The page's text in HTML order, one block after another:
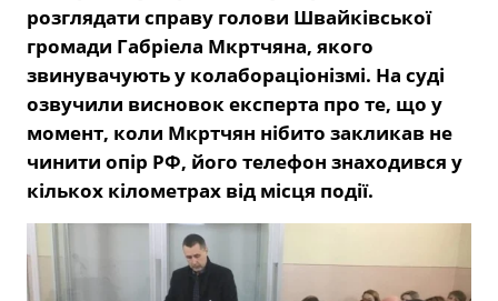
розглядати справу голови Швайківської
громади Габріела Мкртчяна, якого
звинувачують у колабораціонізмі. На суді
озвучили висновок експерта про те, що у
момент, коли Мкртчян нібито закликав не
чинити опір РФ, його телефон знаходився у
кількох кілометрах від місця події.